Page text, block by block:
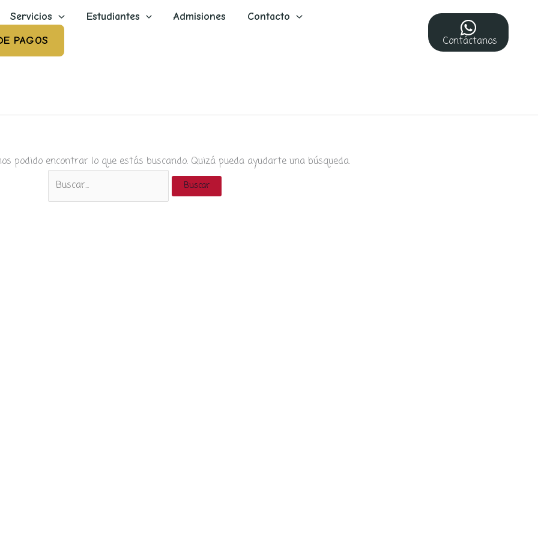
Servicios Estudiantes Admisiones
Contacto
PAGOS
Contáctanos
podido encontrar lo que estás buscando. Quizá pueda ayudarte una búsqueda.
Buscar